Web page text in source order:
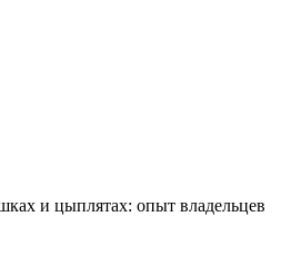
и цыплятах: опыт владельцев